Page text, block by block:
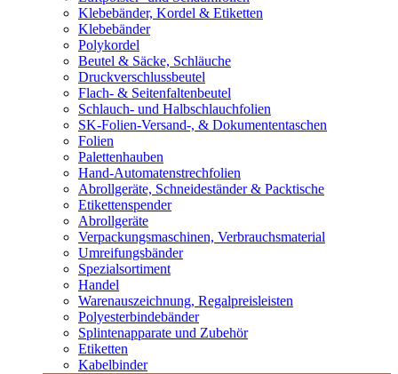
Klebebänder, Kordel & Etiketten
Klebebänder
Polykordel
Beutel & Säcke, Schläuche
Druckverschlussbeutel
Flach- & Seitenfaltenbeutel
Schlauch- und Halbschlauchfolien
SK-Folien-Versand-, & Dokumententaschen
Folien
Palettenhauben
Hand-Automatenstrechfolien
Abrollgeräte, Schneideständer & Packtische
Etikettenspender
Abrollgeräte
Verpackungsmaschinen, Verbrauchsmaterial
Umreifungsbänder
Spezialsortiment
Handel
Warenauszeichnung, Regalpreisleisten
Polyesterbindebänder
Splintenapparate und Zubehör
Etiketten
Kabelbinder